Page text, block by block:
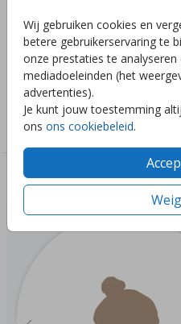
Wij gebruiken cookies en
betere gebruikerservaring te
onze prestaties te
mediadoeleinden (het
advertenties).
Je kunt jouw toestemming
ons ons cookiebeleid.
stickers zijn Ø 35 mm en ze
Heb je zelf een idee voor een
Stuur mij een berichtje en ik
Collectie
Sluitzegels zelf maken
Deze ontwerpen vind je